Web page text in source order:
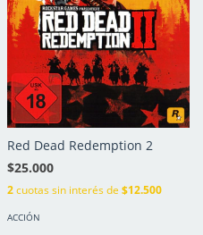
Red Dead Redemption 2
$25.000
2cuotas sin interés de $12.500
ACCIÓN